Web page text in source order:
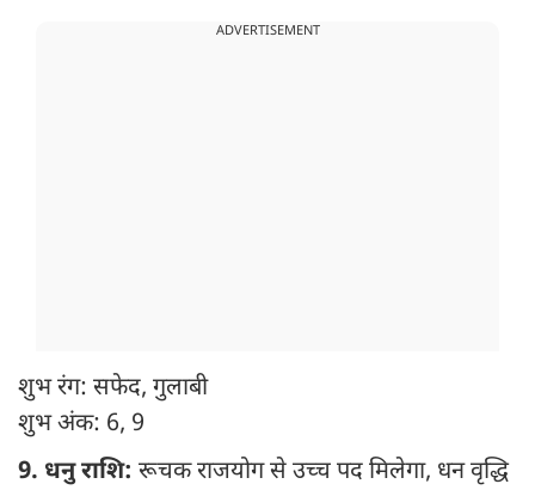
ADVERTISEMENT
शुभ रंग: सफेद, गुलाबी
शुभ अंक: 6, 9
9. धनु राशि: रूचक राजयोग से उच्च पद मिलेगा, धन वृद्धि